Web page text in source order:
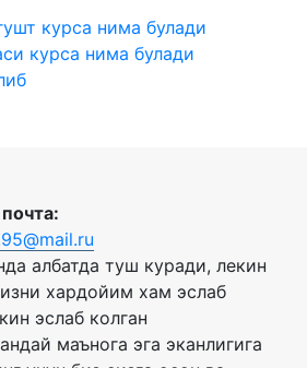
курса нима булади
курса нима булади
албатда туш куради, лекин
хардойим хам эслаб
эслаб колган
маънога эга эканлигига